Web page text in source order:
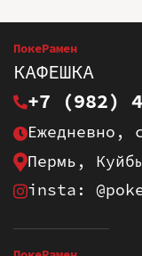
ПокеРамен
КАФЕШКА
+7 (982)
Ежедневно,
Пермь,
insta: